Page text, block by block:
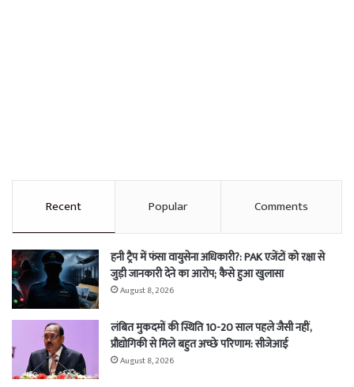
Recent Popular Comments
हनी ट्रैप में फंसा वायुसेना अधिकारी?: PAK एजेंटों को रक्षा से
जुड़ी जानकारी देने का आरोप; कैसे हुआ खुलासा
August 8, 2026
लंबित मुकदमों की स्थिति 10-20 साल पहले जैसी नहीं,
प्रौद्योगिकी से मिले बहुत अच्छे परिणाम: सीजेआई
August 8, 2026